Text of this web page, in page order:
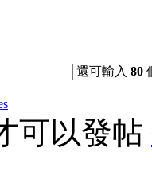
還可輸入80
可以發帖